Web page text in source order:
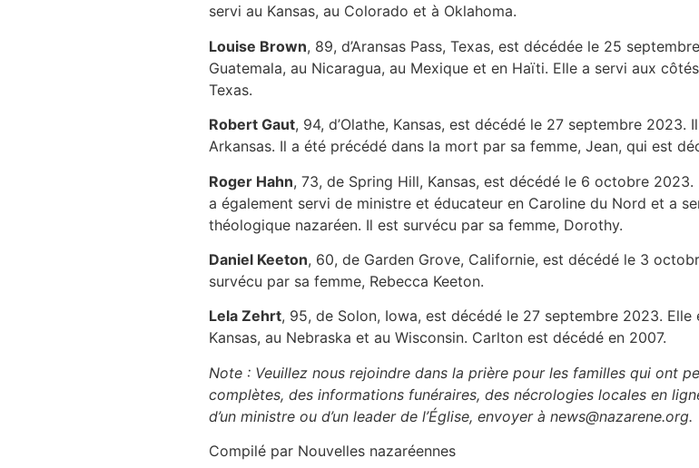
servi au Kansas, au Colorado et à Oklahoma.
Louise Brown, 89, d’Aransas Pass, Texas, est décédée le 25
Guatemala, au Nicaragua, au Mexique et en Haïti. Elle a servi aux
Texas.
Robert Gaut, 94, d’Olathe, Kansas, est décédé le 27 septembre
Arkansas. Il a été précédé dans la mort par sa femme, Jean, qui est
Roger Hahn, 73, de Spring Hill, Kansas, est décédé le 6 octobre 2023.
a également servi de ministre et éducateur en Caroline du Nord et a
théologique nazaréen. Il est survécu par sa femme, Dorothy.
Daniel Keeton, 60, de Garden Grove, Californie, est décédé le 3
survécu par sa femme, Rebecca Keeton.
Lela Zehrt, 95, de Solon, Iowa, est décédé le 27 septembre 2023.
Kansas, au Nebraska et au Wisconsin. Carlton est décédé en 2007.
Note : Veuillez nous rejoindre dans la prière pour les familles qui ont
complètes, des informations funéraires, des nécrologies locales en
d’un ministre ou d’un leader de l’Église, envoyer à news@nazarene.org.
Compilé par Nouvelles nazaréennes